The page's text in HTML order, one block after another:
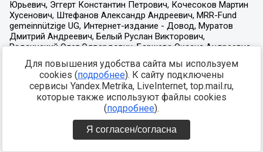
Для повышения удобства сайта мы используем
cookies (подробнее). К сайту подключены
сервисы Yandex.Metrika, LiveInternet, top.mail.ru,
которые также используют файлы cookies
(подробнее).
Я согласен/согласна